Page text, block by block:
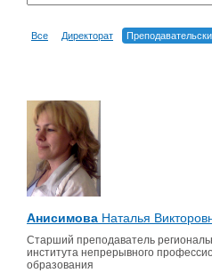
Все Директорат
Анисимова Наталья
Старший преподаватель
института непрерывного
образования